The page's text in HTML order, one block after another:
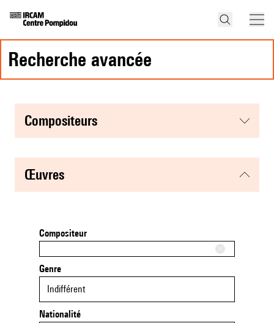
recherche avancée
compositeurs
œuvres
Compositeur
Genre
Indifférent
Nationalité